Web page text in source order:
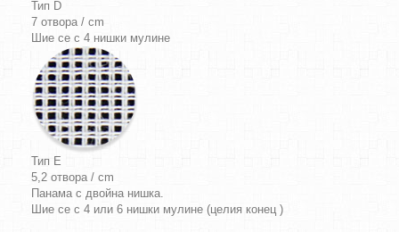
Тип D
7 отвора / cm
Шие се с 4 нишки мулине
Тип E
5,2 отвора / cm
Панама с двойна нишка.
Шие се с 4 или 6 нишки мулине (целия конец )